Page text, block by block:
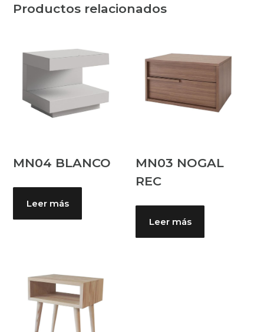
Productos relacionados
MN04 BLANCO
Leer más
MN03 NOGAL
REC
Leer más